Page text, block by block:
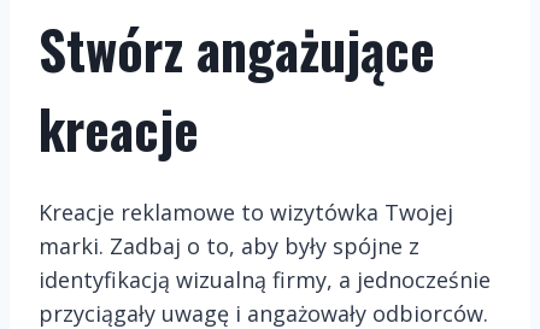
Stwórz angażujące
kreacje
Kreacje reklamowe to wizytówka Twojej
marki. Zadbaj o to, aby były spójne z
identyfikacją wizualną firmy, a jednocześnie
przyciągały uwagę i angażowały odbiorców.